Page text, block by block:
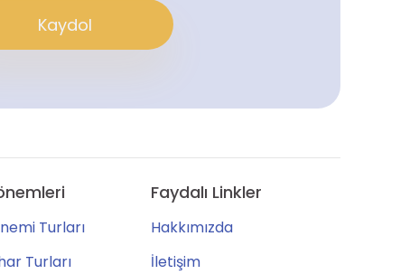
Kaydol
Turları
Turları
Faydalı Linkler
Hakkımızda
İletişim